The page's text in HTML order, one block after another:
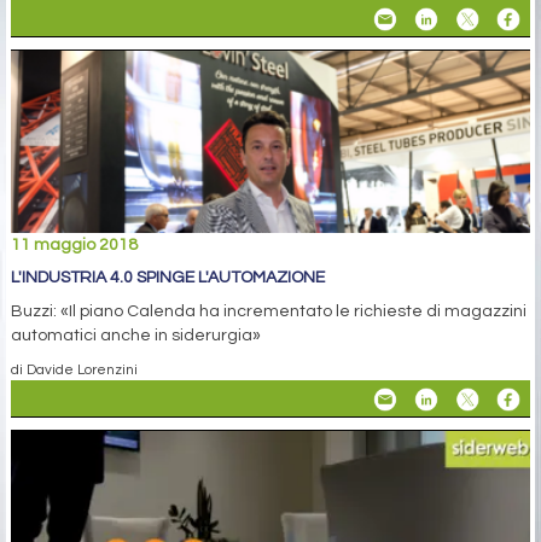
11 maggio 2018
L'INDUSTRIA 4.0 SPINGE L'AUTOMAZIONE
Buzzi: «Il piano Calenda ha incrementato le richieste di magazzini
automatici anche in siderurgia»
di Davide Lorenzini